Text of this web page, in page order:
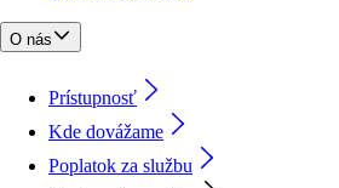
O nás
Prístupnosť
Kde dovážame
Poplatok za službu